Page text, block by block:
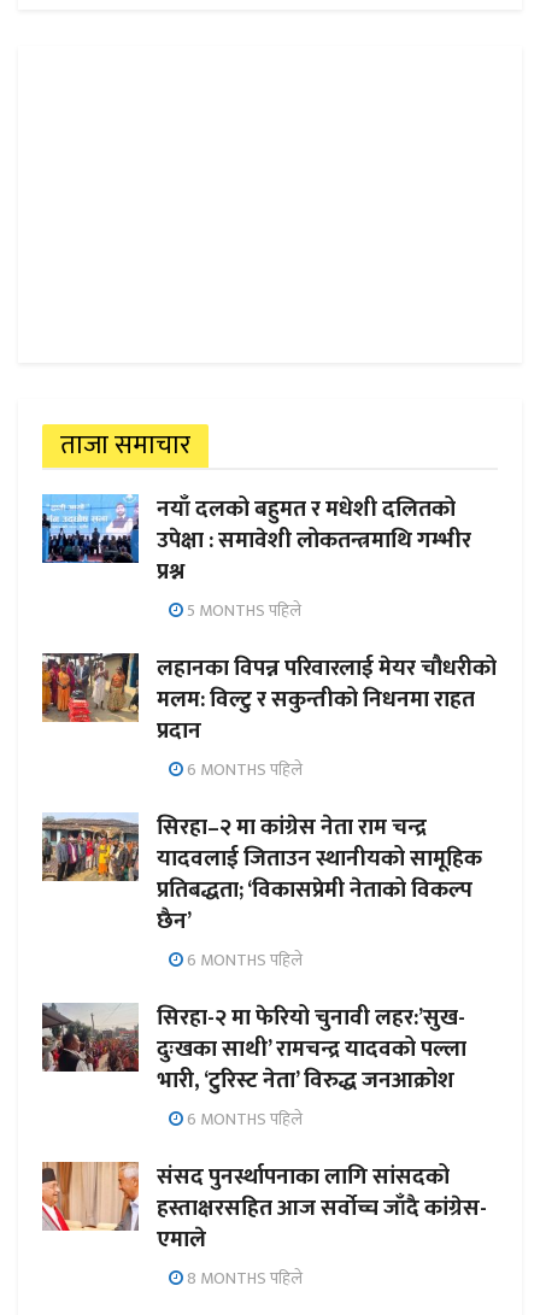
ताजा समाचार
नयाँ दलको बहुमत र मधेशी दलितको
उपेक्षा : समावेशी लोकतन्त्रमाथि गम्भीर
प्रश्न
5 MONTHS पहिले
लहानका विपन्न परिवारलाई मेयर चौधरीको
मलम: विल्टु र सकुन्तीको निधनमा राहत
प्रदान
6 MONTHS पहिले
सिरहा–२ मा कांग्रेस नेता राम चन्द्र
यादवलाई जिताउन स्थानीयको सामूहिक
प्रतिबद्धता; ‘विकासप्रेमी नेताको विकल्प
छैन’
6 MONTHS पहिले
सिरहा-२ मा फेरियो चुनावी लहर:’सुख-
दुःखका साथी’ रामचन्द्र यादवको पल्ला
भारी, ‘टुरिस्ट नेता’ विरुद्ध जनआक्रोश
6 MONTHS पहिले
संसद पुनर्स्थापनाका लागि सांसदको
हस्ताक्षरसहित आज सर्वोच्च जाँदै कांग्रेस-
एमाले
8 MONTHS पहिले